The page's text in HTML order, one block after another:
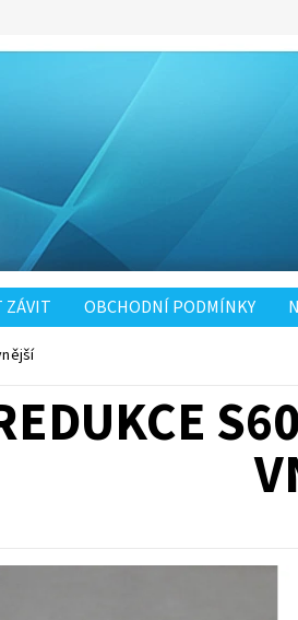
ZÁVIT OBCHODNÍ PODMÍNKY